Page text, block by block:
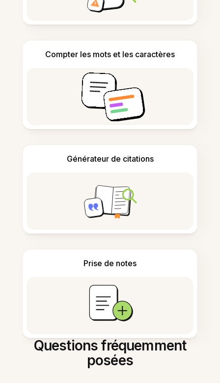
Compter les mots et les caractères
Générateur de citations
Prise de notes
Questions fréquemment
posées